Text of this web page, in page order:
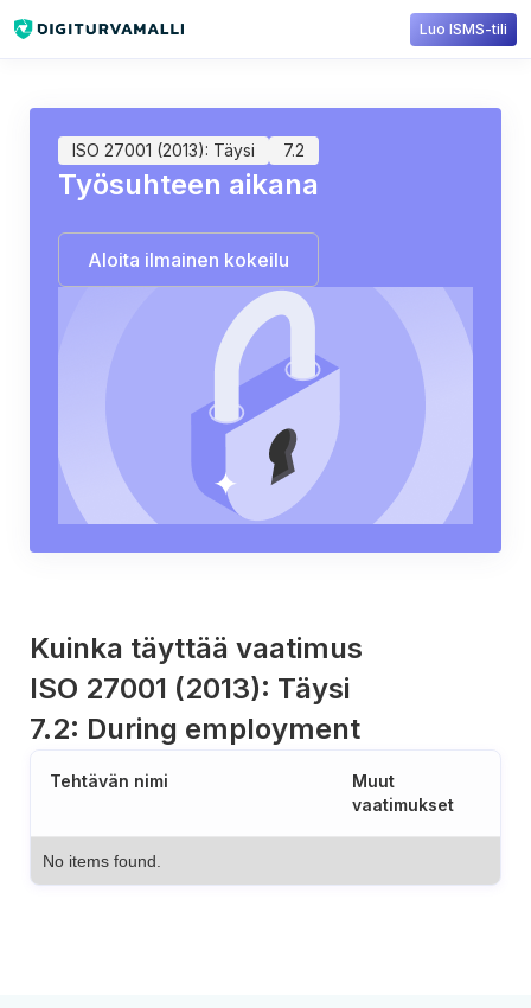
Luo ISMS-tili
ISO 27001 (2013): Täysi 7.2
Työsuhteen aikana
Aloita ilmainen kokeilu
Kuinka täyttää vaatimus
ISO 27001 (2013): Täysi
7.2: During employment
Tehtävän nimi
Muut
vaatimukset
No items found.